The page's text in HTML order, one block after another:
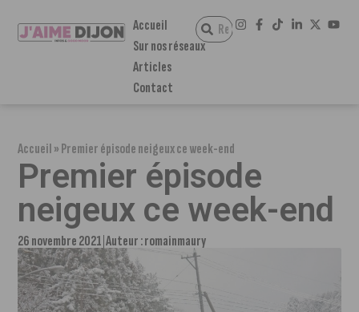
Accueil
Sur nos réseaux
Articles
Contact
Accueil»Premier épisode neigeux ce week-end
Premier épisode
neigeux ce week-end
26 novembre 2021 Auteur :romainmaury